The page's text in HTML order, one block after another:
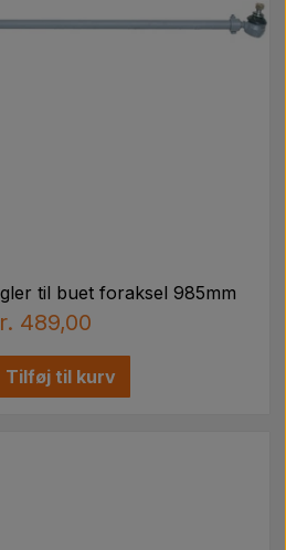
til buet foraksel 985mm
489,00
Tilføj til kurv